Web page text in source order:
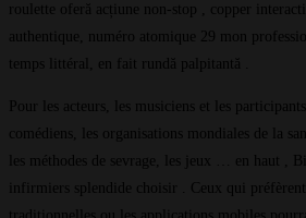
roulette oferă acțiune non-stop , copper
authentique, numéro atomique 29 mon
temps littéral, en fait rundă palpitantă .
Pour les acteurs, les musiciens et les
comédiens, les organisations mondiales de la
les méthodes de sevrage, les jeux … en haut ,
infirmiers splendide choisir . Ceux qui préfèrent